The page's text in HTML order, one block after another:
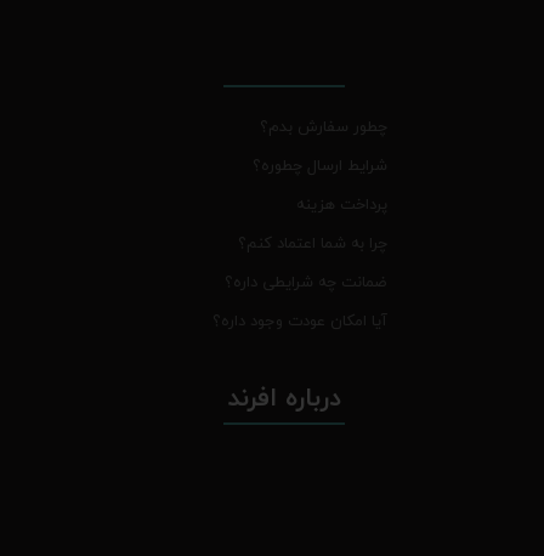
چطور سفارش بدم؟
شرایط ارسال چطوره؟
پرداخت هزینه
چرا به شما اعتماد کنم؟
ضمانت چه شرایطی داره؟
آیا امکان عودت وجود داره؟
درباره افرند